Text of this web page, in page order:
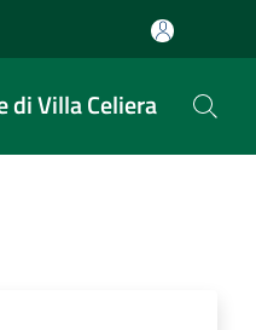
di Villa Celiera